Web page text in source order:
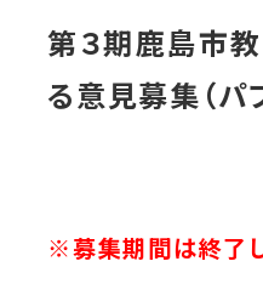
第３期鹿島市
る意見募集（パ
※募集期間は終了し